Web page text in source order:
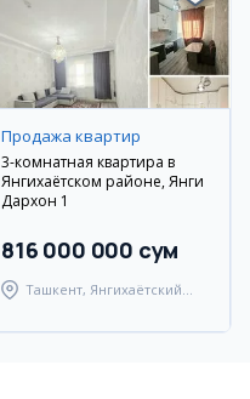
Продажа квартир
3-комнатная квартира в
Янгихаётском районе, Янги
Дархон 1
816 000 000 сум
Ташкент, Янгихаётский